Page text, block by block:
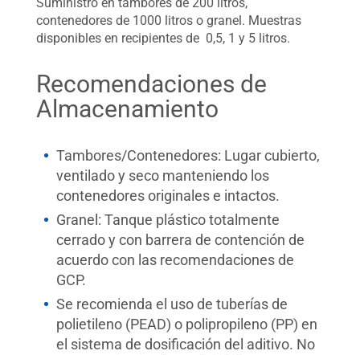
contenedores de 1000 litros o granel. Muestras
disponibles en recipientes de 0,5, 1 y 5 litros.
Recomendaciones de
Almacenamiento
Tambores/Contenedores: Lugar cubierto,
ventilado y seco manteniendo los
contenedores originales e intactos.
Granel: Tanque plástico totalmente
cerrado y con barrera de contención de
acuerdo con las recomendaciones de
GCP.
Se recomienda el uso de tuberías de
polietileno (PEAD) o polipropileno (PP) en
el sistema de dosificación del aditivo. No